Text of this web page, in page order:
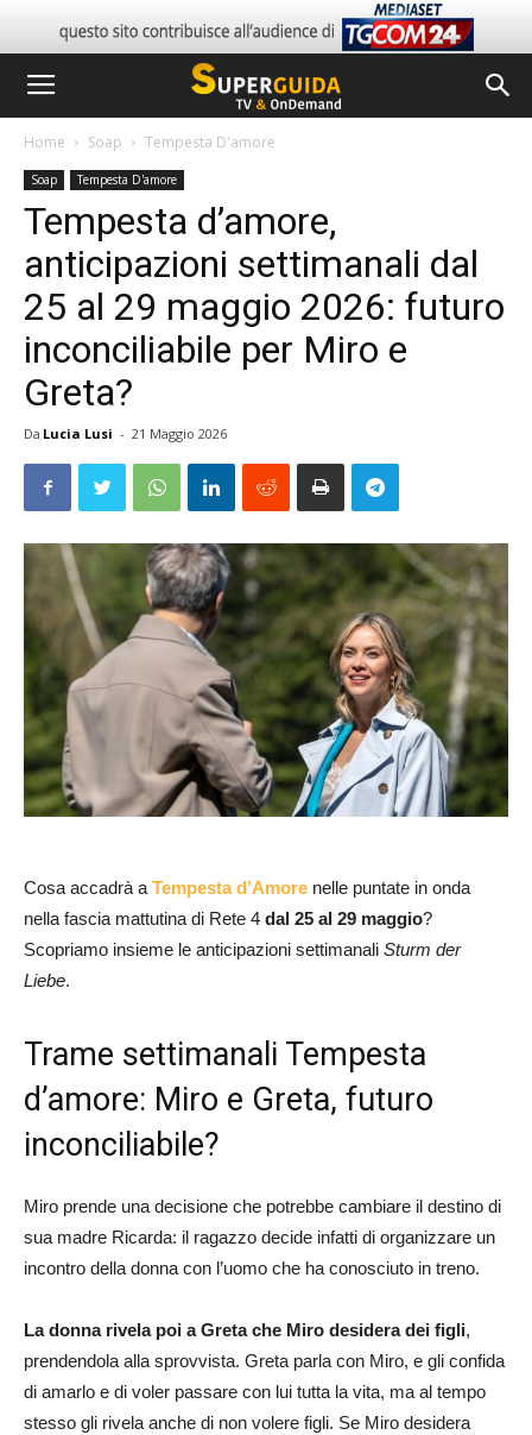
Home Soap Tempesta D'amore
Soap Tempesta D'amore
Tempesta d’amore,
anticipazioni settimanali dal
25 al 29 maggio 2026: futuro
inconciliabile per Miro e
Greta?
Da Lucia Lusi - 21 Maggio 2026
Cosa accadrà a Tempesta d’Amore nelle puntate in onda
nella fascia mattutina di Rete 4 dal 25 al 29 maggio?
Scopriamo insieme le anticipazioni settimanali Sturm der
Liebe.
Trame settimanali Tempesta
d’amore: Miro e Greta, futuro
inconciliabile?
Miro prende una decisione che potrebbe cambiare il destino di
sua madre Ricarda: il ragazzo decide infatti di organizzare un
incontro della donna con l’uomo che ha conosciuto in treno.
La donna rivela poi a Greta che Miro desidera dei figli,
prendendola alla sprovvista. Greta parla con Miro, e gli confida
di amarlo e di voler passare con lui tutta la vita, ma al tempo
stesso gli rivela anche di non volere figli. Se Miro desidera